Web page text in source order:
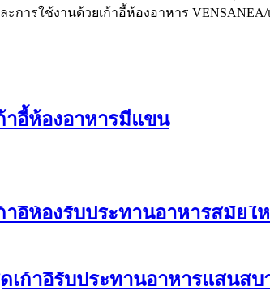
การใช้งานด้วยเก้าอี้ห้องอาหาร
าอี้ห้องอาหารมีแขน
าอี้ห้องรับประทานอาหารสมัย
เก้าอี้รับประทานอาหารแสนสบ